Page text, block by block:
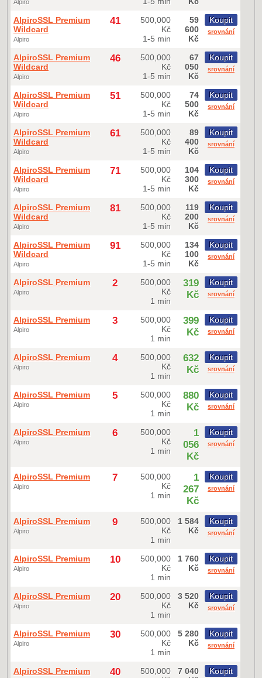
Alpiro
AlpiroSSL Premium
Wildcard
Alpiro
41
500,000
Kč
1-5 min
59
600
Kč
Koupit
srovnání
AlpiroSSL Premium
Wildcard
Alpiro
46
500,000
Kč
1-5 min
67
050
Kč
Koupit
srovnání
AlpiroSSL Premium
Wildcard
Alpiro
51
500,000
Kč
1-5 min
74
500
Kč
Koupit
srovnání
AlpiroSSL Premium
Wildcard
Alpiro
61
500,000
Kč
1-5 min
89
400
Kč
Koupit
srovnání
AlpiroSSL Premium
Wildcard
Alpiro
71
500,000
Kč
1-5 min
104
300
Kč
Koupit
srovnání
AlpiroSSL Premium
Wildcard
Alpiro
81
500,000
Kč
1-5 min
119
200
Kč
Koupit
srovnání
AlpiroSSL Premium
Wildcard
Alpiro
91
500,000
Kč
1-5 min
134
100
Kč
Koupit
srovnání
AlpiroSSL Premium
Alpiro
2
500,000
Kč
1 min
319
Kč
Koupit
srovnání
AlpiroSSL Premium
Alpiro
3
500,000
Kč
1 min
399
Kč
Koupit
srovnání
AlpiroSSL Premium
Alpiro
4
500,000
Kč
1 min
632
Kč
Koupit
srovnání
AlpiroSSL Premium
Alpiro
5
500,000
Kč
1 min
880
Kč
Koupit
srovnání
AlpiroSSL Premium
Alpiro
6
500,000
Kč
1 min
1
056
Kč
Koupit
srovnání
AlpiroSSL Premium
Alpiro
7
500,000
Kč
1 min
1
267
Kč
Koupit
srovnání
AlpiroSSL Premium
Alpiro
9
500,000
Kč
1 min
1 584
Kč
Koupit
srovnání
AlpiroSSL Premium
Alpiro
10
500,000
Kč
1 min
1 760
Kč
Koupit
srovnání
AlpiroSSL Premium
Alpiro
20
500,000
Kč
1 min
3 520
Kč
Koupit
srovnání
AlpiroSSL Premium
Alpiro
30
500,000
Kč
1 min
5 280
Kč
Koupit
srovnání
AlpiroSSL Premium 40
500,000
7 040
Koupit